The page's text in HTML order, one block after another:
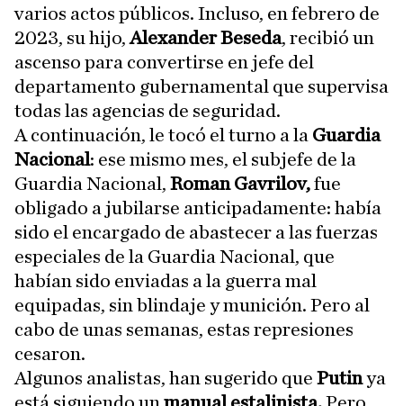
varios actos públicos. Incluso, en febrero de
2023, su hijo,Alexander Beseda, recibió un
ascenso para convertirse en jefe del
departamento gubernamental que supervisa
todas las agencias de seguridad.
A continuación, le tocó el turno a la Guardia
Nacional: ese mismo mes, el subjefe de la
Guardia Nacional, Roman Gavrilov,fue
obligado a jubilarse anticipadamente: había
sido el encargado de abastecer a las fuerzas
especiales de la Guardia Nacional, que
habían sido enviadas a la guerra mal
equipadas, sin blindaje y munición. Pero al
cabo de unas semanas, estas represiones
cesaron.
Algunos analistas, han sugerido que Putinya